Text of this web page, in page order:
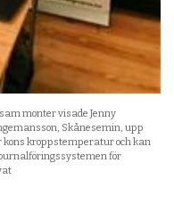
monter visade Jenny
Skånesemin, upp
kroppstemperatur och kan
för